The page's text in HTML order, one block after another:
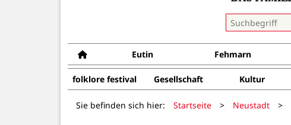
Eutin Fehmarn
folklore festival Gesellschaft Kultur
Sie befinden sich hier: Startseite > Neustadt >